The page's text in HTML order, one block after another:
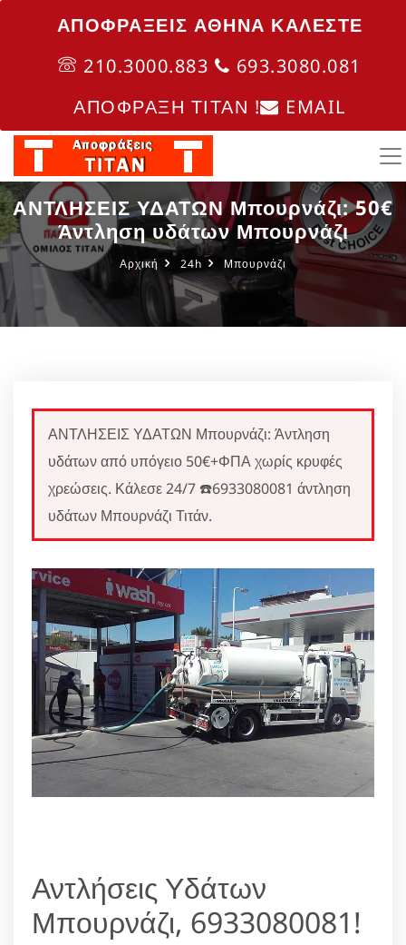
ΑΠΟΦΡΑΞΕΙΣ ΑΘΗΝΑ ΚΑΛΈΣΤΕ
210.3000.883
693.3080.081
ΑΠΟΦΡΑΞΗ ΤΙΤΑΝ !
EMAIL
ΑΝΤΛΗΣΕΙΣ ΥΔΑΤΩΝ Μπουρνάζι: 50€
Άντληση υδάτων Μπουρνάζι
Αρχική 24h Μπουρνάζι
ΑΝΤΛΗΣΕΙΣ ΥΔΑΤΩΝ Μπουρνάζι: Άντληση
υδάτων από υπόγειο 50€+ΦΠΑ χωρίς κρυφές
χρεώσεις. Κάλεσε 24/7 ☎️6933080081 άντληση
υδάτων Μπουρνάζι Τιτάν.
Αντλήσεις Υδάτων
Μπουρνάζι, 6933080081!